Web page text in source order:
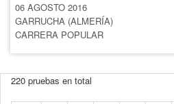
06 AGOSTO 2016
GARRUCHA (ALMERÍA)
CARRERA POPULAR
220 pruebas en total